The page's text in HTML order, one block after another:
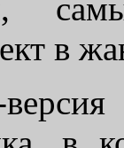
в
версия